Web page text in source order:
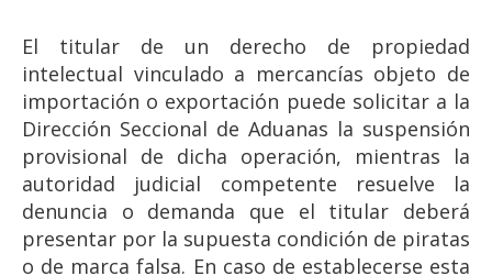
El titular de un derecho de propiedad
intelectual vinculado a mercancías objeto de
importación o exportación puede solicitar a la
Dirección Seccional de Aduanas la suspensión
provisional de dicha operación, mientras la
autoridad judicial competente resuelve la
denuncia o demanda que el titular deberá
presentar por la supuesta condición de piratas
o de marca falsa. En caso de establecerse esta